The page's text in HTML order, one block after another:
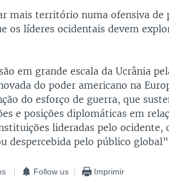
mais território numa ofensiva de
os líderes ocidentais devem
em grande escala da Ucrânia
do poder americano na
do esforço de guerra, que
e posições diplomáticas em
lideradas pelo ocidente,
despercebida pelo público
Follow us Imprimir